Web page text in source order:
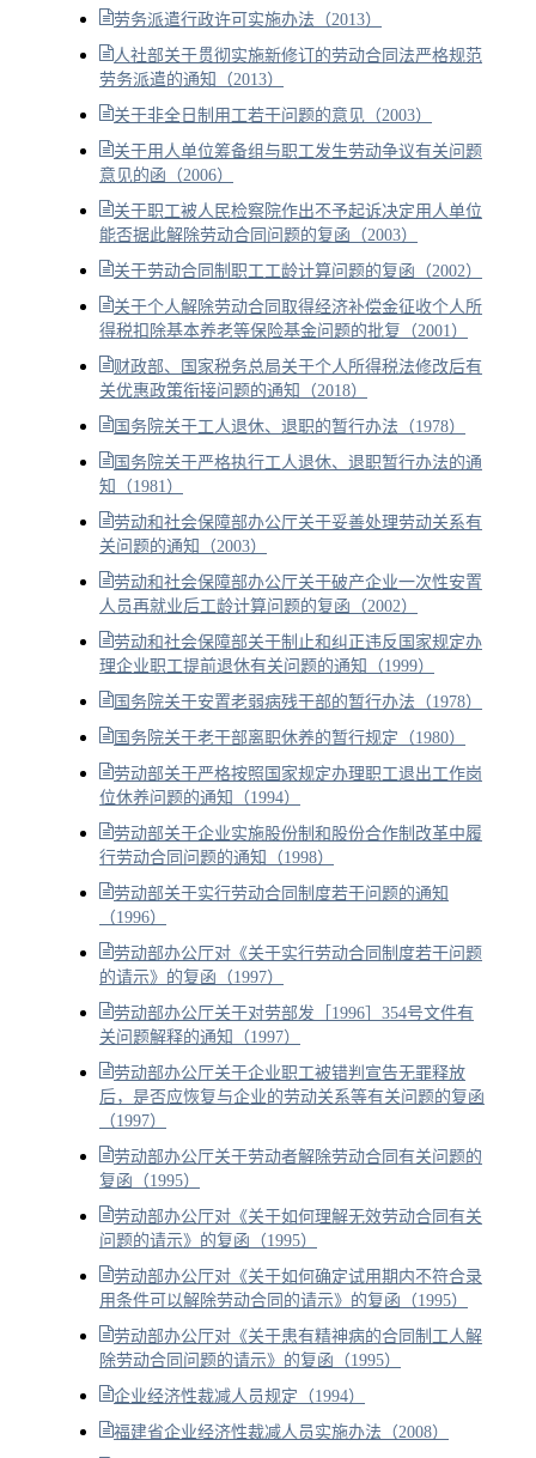
劳务派遣行政许可实施办法（2013）
人社部关于贯彻实施新修订的劳动合同法严格规范
劳务派遣的通知（2013）
关于非全日制用工若干问题的意见（2003）
关于用人单位筹备组与职工发生劳动争议有关问题
意见的函（2006）
关于职工被人民检察院作出不予起诉决定用人单位
能否据此解除劳动合同问题的复函（2003）
关于劳动合同制职工工龄计算问题的复函（2002）
关于个人解除劳动合同取得经济补偿金征收个人所
得税扣除基本养老等保险基金问题的批复（2001）
财政部、国家税务总局关于个人所得税法修改后有
关优惠政策衔接问题的通知（2018）
国务院关于工人退休、退职的暂行办法（1978）
国务院关于严格执行工人退休、退职暂行办法的通
知（1981）
劳动和社会保障部办公厅关于妥善处理劳动关系有
关问题的通知（2003）
劳动和社会保障部办公厅关于破产企业一次性安置
人员再就业后工龄计算问题的复函（2002）
劳动和社会保障部关于制止和纠正违反国家规定办
理企业职工提前退休有关问题的通知（1999）
国务院关于安置老弱病残干部的暂行办法（1978）
国务院关于老干部离职休养的暂行规定（1980）
劳动部关于严格按照国家规定办理职工退出工作岗
位休养问题的通知（1994）
劳动部关于企业实施股份制和股份合作制改革中履
行劳动合同问题的通知（1998）
劳动部关于实行劳动合同制度若干问题的通知
（1996）
劳动部办公厅对《关于实行劳动合同制度若干问题
的请示》的复函（1997）
劳动部办公厅关于对劳部发［1996］354号文件有
关问题解释的通知（1997）
劳动部办公厅关于企业职工被错判宣告无罪释放
后，是否应恢复与企业的劳动关系等有关问题的复函
（1997）
劳动部办公厅关于劳动者解除劳动合同有关问题的
复函（1995）
劳动部办公厅对《关于如何理解无效劳动合同有关
问题的请示》的复函（1995）
劳动部办公厅对《关于如何确定试用期内不符合录
用条件可以解除劳动合同的请示》的复函（1995）
劳动部办公厅对《关于患有精神病的合同制工人解
除劳动合同问题的请示》的复函（1995）
企业经济性裁减人员规定（1994）
福建省企业经济性裁减人员实施办法（2008）